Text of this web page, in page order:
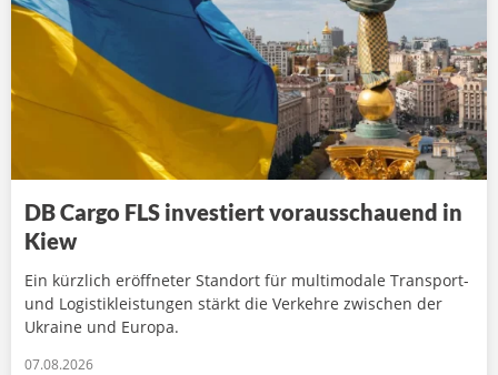
DB Cargo FLS investiert vorausschauend in
Kiew
Ein kürzlich eröffneter Standort für multimodale Transport-
und Logistikleistungen stärkt die Verkehre zwischen der
Ukraine und Europa.
07.08.2026